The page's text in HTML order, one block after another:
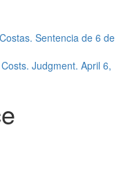
Sentencia de 6 de
Judgment. April 6,